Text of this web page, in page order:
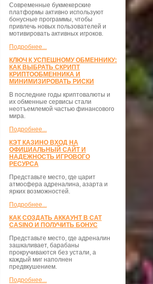
Современные букмекерские
платформы активно используют
бонусные программы, чтобы
привлечь новых пользователей и
мотивировать активных игроков.
Подробнее...
КЛЮЧ К УСПЕШНОМУ ОБМЕННИКУ:
КАК ВЫБРАТЬ СКРИПТ
КРИПТООБМЕННИКА И
МИНИМИЗИРОВАТЬ РИСКИ
В последние годы криптовалюты и
их обменные сервисы стали
неотъемлемой частью финансового
мира.
Подробнее...
КЭТ КАЗИНО ВХОД НА
ОФИЦИАЛЬНЫЙ САЙТ И
НАДЕЖНОСТЬ ИГРОВОГО
РЕСУРСА
Представьте место, где царит
атмосфера адреналина, азарта и
ярких возможностей.
Подробнее...
КАК СОЗДАТЬ АККАУНТ В CAT
CASINO И ПОЛУЧИТЬ БОНУС
Представьте место, где адреналин
зашкаливает, барабаны
прокручиваются без устали, а
каждый миг наполнен
предвкушением.
Подробнее...